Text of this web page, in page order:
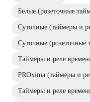
Белые (розеточные
Суточные (таймеры и
Суточные (розеточные
Таймеры и реле
PROxima (таймеры и
Таймеры и реле